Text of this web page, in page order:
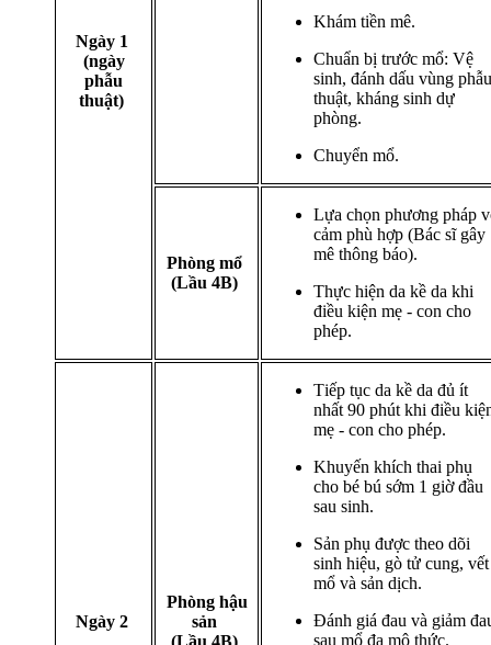
Ngày 1
(ngày
phẫu
thuật)
Khám tiền mê.
Chuẩn bị trước mổ: Vệ
sinh, đánh dấu vùng phẫu
thuật, kháng sinh dự
phòng.
Chuyển mổ.
Phòng mổ
(Lầu 4B)
Lựa chọn phương pháp
cảm phù hợp (Bác sĩ gây
mê thông báo).
Thực hiện da kề da khi
điều kiện mẹ - con cho
phép.
Ngày 2
Phòng hậu
sản
Tiếp tục da kề da đủ ít
nhất 90 phút khi điều
mẹ - con cho phép.
Khuyến khích thai phụ
cho bé bú sớm 1 giờ đầu
sau sinh.
Sản phụ được theo dõi
sinh hiệu, gò tử cung, vết
mổ và sản dịch.
Đánh giá đau và giảm
sau mổ đa mô thức.